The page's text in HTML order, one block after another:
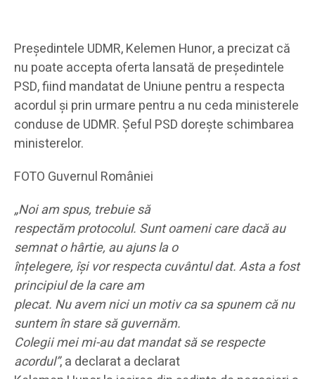
Președintele UDMR, Kelemen Hunor, a precizat că
nu poate accepta oferta lansată de președintele
PSD, fiind mandatat de Uniune pentru a respecta
acordul și prin urmare pentru a nu ceda ministerele
conduse de UDMR. Șeful PSD dorește schimbarea
ministerelor.
FOTO Guvernul României
„Noi am spus, trebuie să
respectăm protocolul. Sunt oameni care dacă au
semnat o hârtie, au ajuns la o
înțelegere, își vor respecta cuvântul dat. Asta a fost
principiul de la care am
plecat. Nu avem nici un motiv ca sa spunem că nu
suntem în stare să guvernăm.
Colegii mei mi-au dat mandat să se respecte
acordul”, a declarat a declarat